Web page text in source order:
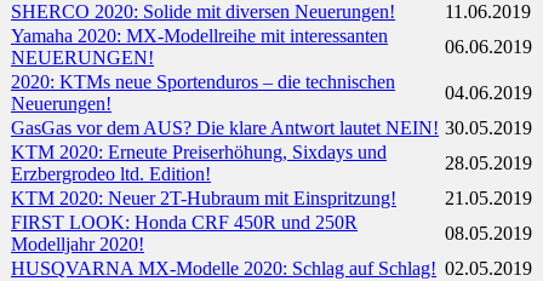
SHERCO 2020: Solide mit diversen Neuerungen!
11.06.2019
Yamaha 2020: MX-Modellreihe mit interessanten
NEUERUNGEN!
06.06.2019
2020: KTMs neue Sportenduros – die technischen
Neuerungen!
04.06.2019
GasGas vor dem AUS? Die klare Antwort lautet NEIN! 30.05.2019
KTM 2020: Erneute Preiserhöhung, Sixdays und
Erzbergrodeo ltd. Edition!
28.05.2019
KTM 2020: Neuer 2T-Hubraum mit Einspritzung!
21.05.2019
FIRST LOOK: Honda CRF 450R und 250R
Modelljahr 2020!
08.05.2019
HUSQVARNA MX-Modelle 2020: Schlag auf Schlag! 02.05.2019